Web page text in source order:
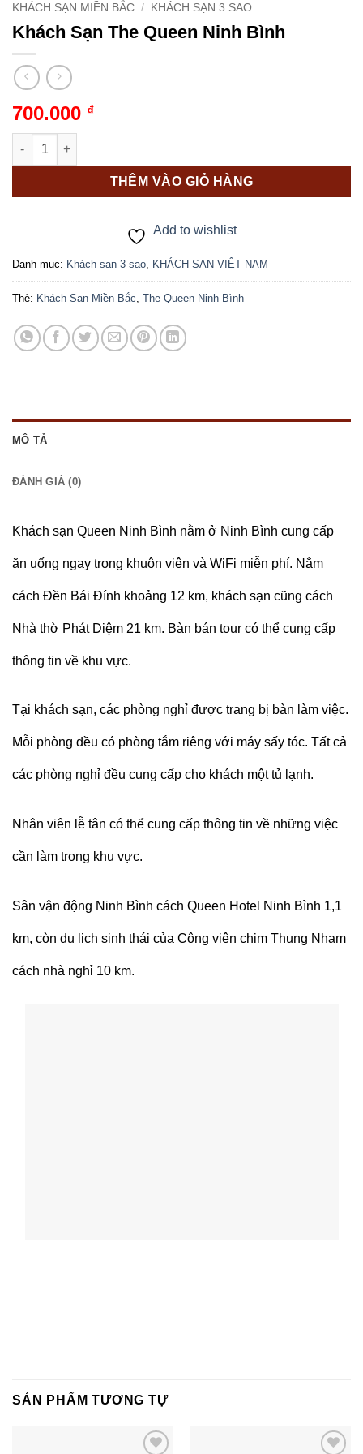
KHÁCH SẠN MIỀN BẮC / KHÁCH SẠN 3 SAO
Khách Sạn The Queen Ninh Bình
700.000 ₫
Khách Sạn The Queen Ninh Bình số lượng
THÊM VÀO GIỎ HÀNG
Add to wishlist
Danh mục: Khách sạn 3 sao KHÁCH SẠN VIỆT NAM
Thẻ: Khách Sạn Miền Bắc The Queen Ninh Bình
MÔ TẢ
ĐÁNH GIÁ (0)
Khách sạn Queen Ninh Bình nằm ở Ninh Bình cung cấp
ăn uống ngay trong khuôn viên và WiFi miễn phí. Nằm
cách Đền Bái Đính khoảng 12 km, khách sạn cũng cách
Nhà thờ Phát Diệm 21 km. Bàn bán tour có thể cung cấp
thông tin về khu vực.
Tại khách sạn, các phòng nghỉ được trang bị bàn làm việc.
Mỗi phòng đều có phòng tắm riêng với máy sấy tóc. Tất cả
các phòng nghỉ đều cung cấp cho khách một tủ lạnh.
Nhân viên lễ tân có thể cung cấp thông tin về những việc
cần làm trong khu vực.
Sân vận động Ninh Bình cách Queen Hotel Ninh Bình 1,1
km, còn du lịch sinh thái của Công viên chim Thung Nham
cách nhà nghỉ 10 km.
SẢN PHẨM TƯƠNG TỰ